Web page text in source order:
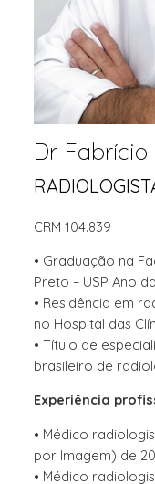
Dr.
CRM 104.839
• Graduação na
Preto – USP Ano
• Residência em
no Hospital das
• Título de
brasileiro de
Experiência
• Médico
por Imagem) de
• Médico